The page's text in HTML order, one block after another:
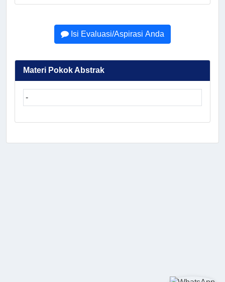
Isi Evaluasi/Aspirasi Anda
Materi Pokok Abstrak
-